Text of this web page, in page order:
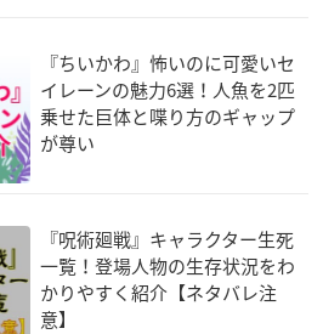
『ちいかわ』怖いのに可愛いセ
イレーンの魅力6選！人魚を2匹
乗せた巨体と喋り方のギャップ
が尊い
『呪術廻戦』キャラクター生死
一覧！登場人物の生存状況をわ
かりやすく紹介【ネタバレ注
意】